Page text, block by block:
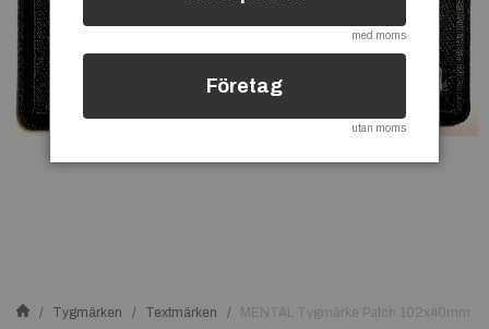
Tygmärken Textmärken MENTAL Tygmärke Patch 102x40mm
med moms
Företag
utan moms